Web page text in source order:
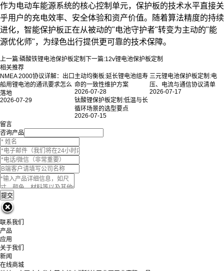
作为电动车能源系统的核心控制单元，保护板的技术水平直接关
乎用户的充电效率、安全体验和资产价值。随着算法精度的持续
进化，智能保护板正在从被动的"电池守护者"转变为主动的"能
源优化师"，为绿色出行提供更可靠的技术保障。
上一篇:磷酸铁锂电池保护板定制 下一篇:12v锂电池保护板定制
相关推荐
NMEA 2000协议详解：出口
船用锂电池的通讯要求怎么
落地
2026-07-29
主动均衡板:延长锂电池组寿
命的一致性维护方案
2026-07-28
三元锂电池保护板定制:电
压、电流与通信协议清单
2026-07-17
钛酸锂保护板定制:低温与长
循环场景的选型要点
2026-07-15
留言
咨询产品
联系我们
产品
应用
关于我们
新闻
在线商城